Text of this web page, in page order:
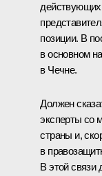
действующих
позиции. В
в основном
в Чечне.
Должен
эксперты со
страны и,
в
В этой связи